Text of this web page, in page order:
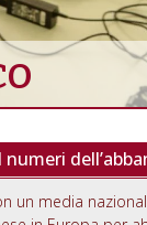
I numeri
un media